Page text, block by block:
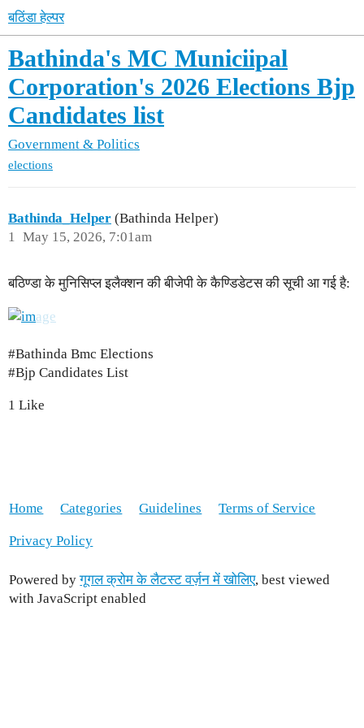
बठिंडा हेल्पर
Bathinda's MC Municiipal
Corporation's 2026 Elections Bjp
Candidates list
Government & Politics
elections
Bathinda_Helper (Bathinda Helper)
May 15, 2026, 7:01am
1
बठिण्डा के मुनिसिप्ल इलैक्शन की बीजेपी के कैण्डिडेटस की सूची आ गई है:
#Bathinda Bmc Elections
#Bjp Candidates List
1 Like
Home Categories Guidelines Terms of Service
Privacy Policy
Powered byगूगल क्रोम के लैटस्ट वर्ज़न में खोलिए, best viewed
with JavaScript enabled